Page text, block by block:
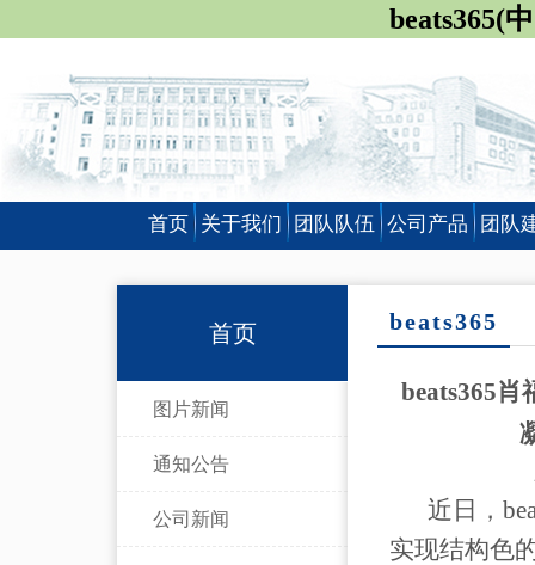
beats365(
首页 关于我们 团队队伍 公司产品 团队
首页
图片新闻
通知公告
公司新闻
beats365
beats365
近日，
实现结构色